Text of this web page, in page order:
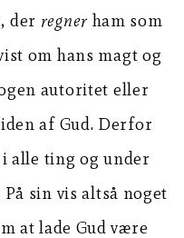
der regnerham som
om hans magt og
autoritet eller
af Gud. Derfor
alle ting og under
sin vis altså noget
at lade Gud være